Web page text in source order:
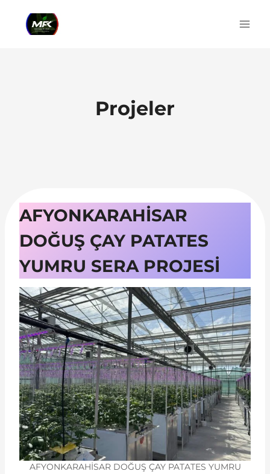
Projeler
AFYONKARAHİSAR
DOĞUŞ ÇAY PATATES
YUMRU SERA PROJESİ
AFYONKARAHİSAR DOĞUŞ ÇAY PATATES YUMRU